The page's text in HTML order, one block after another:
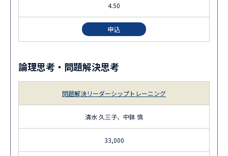
4.50
申込
論理思考・問題解決思考
問題解決リーダーシップトレーニング
清水 久三子、中鉢 慎
33,000